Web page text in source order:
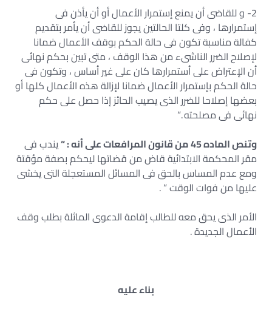
2- و للقاضى أن يمنع إستمرار الأعمال أو أن يأذن فى
إستمرارها ، وفى كلتا الحالتين يجوز للقاضى أن يأمر بتقديم
كفالة مناسبة تكون فى حالة الحكم بوقف الأعمال ضمانا
لإصلاح الضرر الناشىء من هذا الوقف ، متى تبين بحكم نهائى
أن الإعتراض على أستمرارها كان على غير أساس ، وتكون فى
حالة الحكم بإستمرار الأعمال ضمانا لإزالة هذه الأعمال كلها أو
بعضها إصلاحا للضرر الذى يصيب الحائز إذا حصل على حكم
نهائى فى مصلحته .”
وتنص الماده 45 من قانون المرافعات على أنه : “
يندب فى
مقر المحكمة الابتدائية قاض من قضاتها ليحكم بصفة مؤقتة
ومع عدم المساس بالحق فى المسائل المستعجلة التى يخشى
عليها من فوات الوقت ” .
الأمر الذى يحق معه للطالب إقامة الدعوى الماثلة بطلب وقف
الأعمال الجديدة .
بناء عليه